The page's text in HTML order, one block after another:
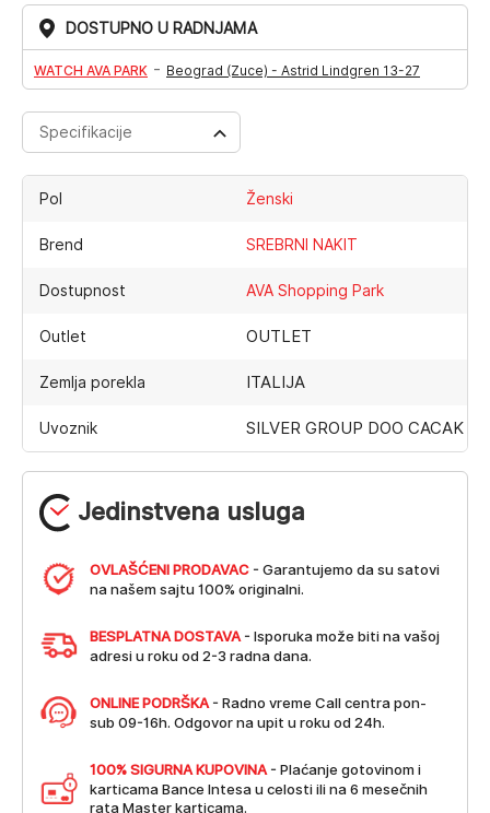
DOSTUPNO U RADNJAMA
WATCH AVA PARK - Beograd (Zuce) - Astrid Lindgren 13-27
Jedinstvena usluga
OVLAŠĆENI PRODAVAC - Garantujemo da su satovi
na našem sajtu 100% originalni.
BESPLATNA DOSTAVA - Isporuka može biti na vašoj
adresi u roku od 2-3 radna dana.
ONLINE PODRŠKA - Radno vreme Call centra pon-
sub 09-16h. Odgovor na upit u roku od 24h.
100% SIGURNA KUPOVINA - Plaćanje gotovinom i
karticama Bance Intesa u celosti ili na 6 mesečnih
rata Master karticama.
Specifikacije
Pol Ženski
Brend SREBRNI NAKIT
Dostupnost AVA Shopping Park
Outlet OUTLET
Zemlja porekla ITALIJA
Uvoznik SILVER GROUP DOO CACAK